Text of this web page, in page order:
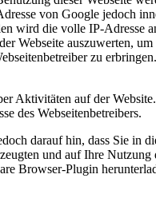
von Google jedoch
wird die volle IP-Adresse
Webseite auszuwerten,
zu
Aktivitäten auf der
des Webseitenbetreibers.
darauf hin, dass Sie in
und auf Ihre
Browser-Plugin